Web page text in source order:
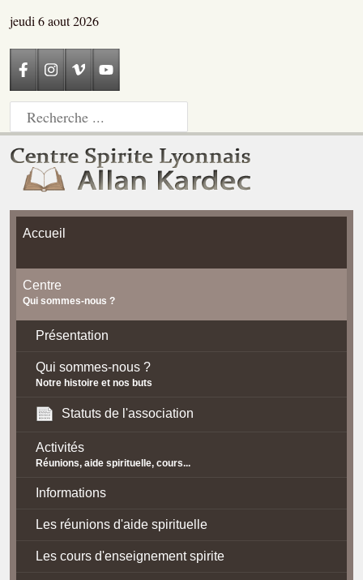
jeudi 6 aout 2026
Accueil
Centre
Qui sommes-nous ?
Présentation
Qui sommes-nous ?
Notre histoire et nos buts
Statuts de l'association
Activités
Réunions, aide spirituelle, cours...
Informations
Les réunions d'aide spirituelle
Les cours d'enseignement spirite